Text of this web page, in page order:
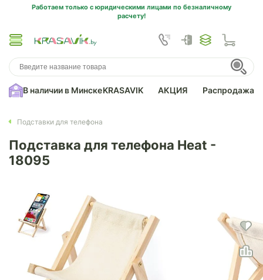
Работаем только с юридическими лицами по безналичному
расчету!
В наличии в МинскеKRASAVIK АКЦИЯ Распродажа
Подставки для телефона
Подставка для телефона Heat -
18095